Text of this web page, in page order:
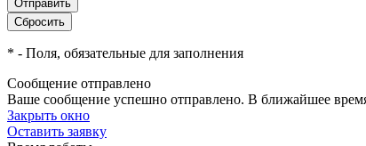
* - Поля, обязательные для заполнения
Сообщение отправлено
Ваше сообщение успешно отправлено. В ближайшее
Закрыть окно
Оставить заявку